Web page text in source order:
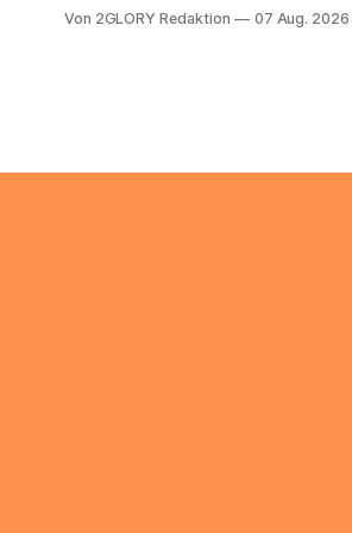
oder eine engmaschige pflegerische
Intensivpflege bietet genau diese
Von 2GLORY Redaktion 07 Aug. 2026